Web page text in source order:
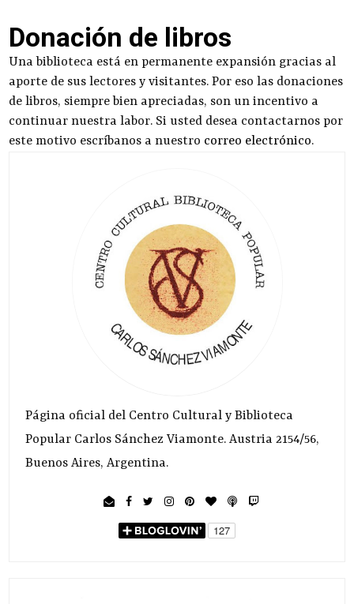
Donación de libros
Una biblioteca está en permanente expansión gracias al
aporte de sus lectores y visitantes. Por eso las donaciones
de libros, siempre bien apreciadas, son un incentivo a
continuar nuestra labor. Si usted desea contactarnos por
este motivo escríbanos a nuestro correo electrónico.
Página oficial del Centro Cultural y Biblioteca
Popular Carlos Sánchez Viamonte. Austria 2154/56,
Buenos Aires, Argentina.